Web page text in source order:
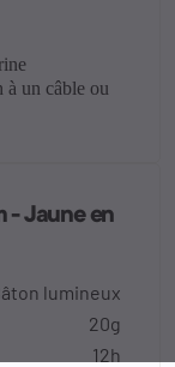
un câble ou
- Jaune en
lumineux
20g
12h